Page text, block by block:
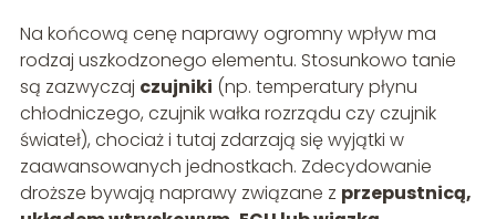
Na końcową cenę naprawy ogromny wpływ ma
rodzaj uszkodzonego elementu. Stosunkowo tanie
są zazwyczaj czujniki (np. temperatury płynu
chłodniczego, czujnik wałka rozrządu czy czujnik
świateł), chociaż i tutaj zdarzają się wyjątki w
zaawansowanych jednostkach. Zdecydowanie
droższe bywają naprawy związane z przepustnicą,